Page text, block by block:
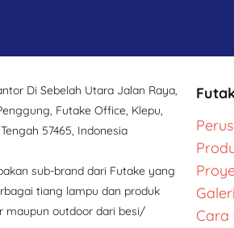
Di Sebelah Utara Jalan Raya,
Futake Office, Klepu,
57465, Indonesia
sub-brand dari Futake yang
tiang lampu dan produk
maupun outdoor dari besi/
Galeri
Cara